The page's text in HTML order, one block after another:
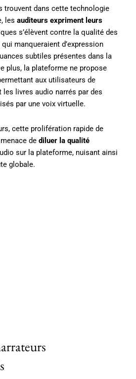
trouvent dans cette technologie
les auditeurs expriment leurs
s’élèvent contre la qualité des
manqueraient d’expression
subtiles présentes dans la
plus, la plateforme ne propose
aux utilisateurs de
livres audio narrés par des
par une voix virtuelle.
cette prolifération rapide de
de diluer la qualité
sur la plateforme, nuisant ainsi
globale.